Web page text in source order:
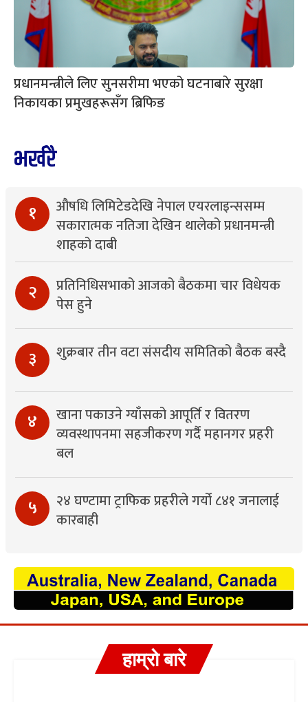
प्रधानमन्त्रीले लिए सुनसरीमा भएको घटनाबारे सुरक्षा
निकायका प्रमुखहरूसँग ब्रिफिङ
भर्खरै
१
औषधि लिमिटेडदेखि नेपाल एयरलाइन्ससम्म
सकारात्मक नतिजा देखिन थालेको प्रधानमन्त्री
शाहको दाबी
२
प्रतिनिधिसभाको आजको बैठकमा चार विधेयक
पेस हुने
३ शुक्रबार तीन वटा संसदीय समितिको बैठक बस्दै
४
खाना पकाउने ग्याँसको आपूर्ति र वितरण
व्यवस्थापनमा सहजीकरण गर्दै महानगर प्रहरी
बल
५
२४ घण्टामा ट्राफिक प्रहरीले गर्यो ८४१ जनालाई
कारबाही
हाम्रो बारे